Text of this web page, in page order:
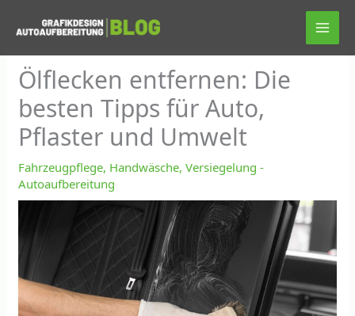
Inhalt
Ölflecken entfernen: Die
besten Tipps für Auto,
Pflaster und Umwelt
Fahrzeugpflege, Handwäsche, Versiegelung -
Autoaufbereitung